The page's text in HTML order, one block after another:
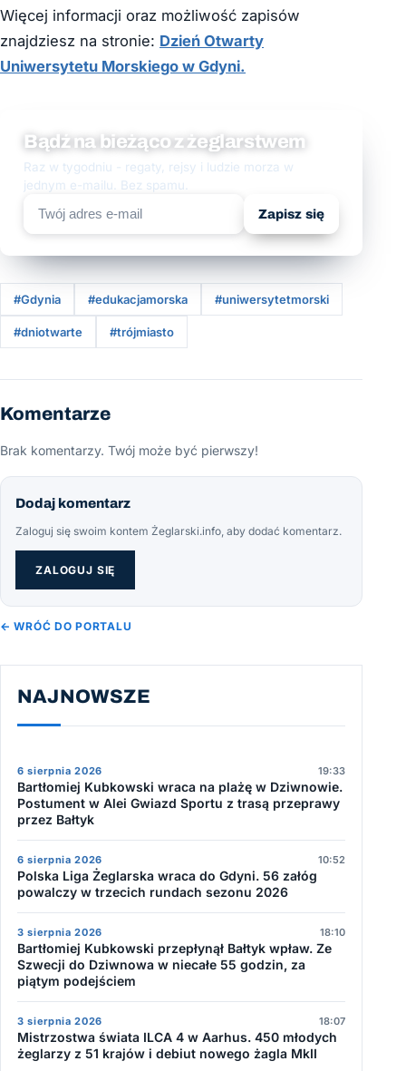
Więcej informacji oraz możliwość zapisów
znajdziesz na stronie: Dzień Otwarty
Uniwersytetu Morskiego w Gdyni.
Bądź na bieżąco z żeglarstwem
Raz w tygodniu - regaty, rejsy i ludzie morza w
jednym e-mailu. Bez spamu.
Zapisz się
#Gdynia #edukacjamorska #uniwersytetmorski
#dniotwarte #trójmiasto
Komentarze
Brak komentarzy. Twój może być pierwszy!
Dodaj komentarz
Zaloguj się swoim kontem Żeglarski.info, aby dodać komentarz.
ZALOGUJ SIĘ
← WRÓĆ DO PORTALU
NAJNOWSZE
6 sierpnia 2026 19:33
Bartłomiej Kubkowski wraca na plażę w Dziwnowie.
Postument w Alei Gwiazd Sportu z trasą przeprawy
przez Bałtyk
6 sierpnia 2026 10:52
Polska Liga Żeglarska wraca do Gdyni. 56 załóg
powalczy w trzecich rundach sezonu 2026
3 sierpnia 2026 18:10
Bartłomiej Kubkowski przepłynął Bałtyk wpław. Ze
Szwecji do Dziwnowa w niecałe 55 godzin, za
piątym podejściem
3 sierpnia 2026 18:07
Mistrzostwa świata ILCA 4 w Aarhus. 450 młodych
żeglarzy z 51 krajów i debiut nowego żagla MkII